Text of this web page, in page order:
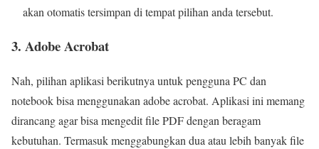
akan otomatis tersimpan di tempat pilihan anda tersebut.
3. Adobe Acrobat
Nah, pilihan aplikasi berikutnya untuk pengguna PC dan
notebook bisa menggunakan adobe acrobat. Aplikasi ini memang
dirancang agar bisa mengedit file PDF dengan beragam
kebutuhan. Termasuk menggabungkan dua atau lebih banyak file